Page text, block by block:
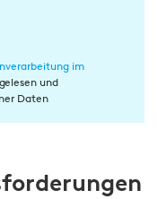
im
und
Daten